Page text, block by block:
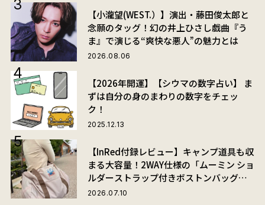
【小瀧望(WEST.）】演出・藤田俊太郎と
念願のタッグ！幻の井上ひさし戯曲『う
ま』で演じる“爽快な悪人”の魅力とは
2026.08.06
【2026年開運】【シウマの数字占い】 ま
ずは自分の身のまわりの数字をチェッ
ク！
2025.12.13
【InRed付録レビュー】キャンプ道具も収
まる大容量！2WAY仕様の「ムーミン ショ
ルダーストラップ付きボストンバッグ」
が夏旅におすすめな理由
2026.07.10